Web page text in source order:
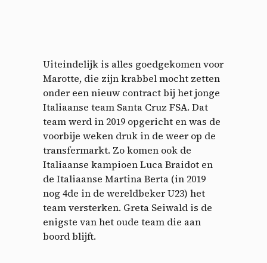
Uiteindelijk is alles goedgekomen voor
Marotte, die zijn krabbel mocht zetten
onder een nieuw contract bij het jonge
Italiaanse team Santa Cruz FSA. Dat
team werd in 2019 opgericht en was de
voorbije weken druk in de weer op de
transfermarkt. Zo komen ook de
Italiaanse kampioen Luca Braidot en
de Italiaanse Martina Berta (in 2019
nog 4de in de wereldbeker U23) het
team versterken. Greta Seiwald is de
enigste van het oude team die aan
boord blijft.